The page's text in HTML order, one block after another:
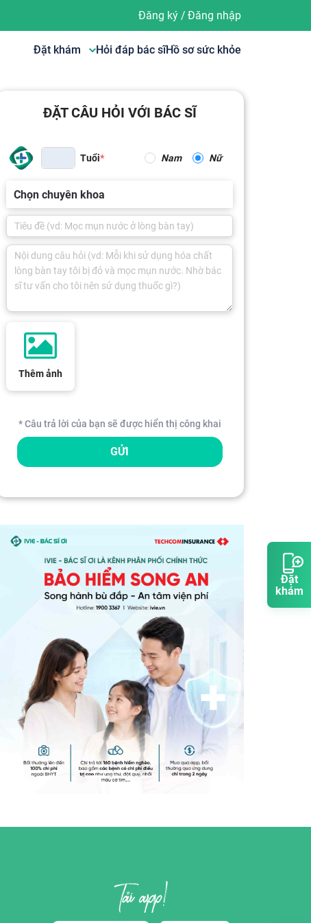
Đặt
khám
Đăng ký/ Đăng nhập
Đặt khám Hỏi đáp bác sĩHồ sơ sức khỏe
ĐẶT CÂU HỎI VỚI BÁC SĨ
Tuổi Nam Nữ
Chọn chuyên khoa
Thêm ảnh
* Câu trả lời của bạn sẽ được hiển thị công khai
GỬI